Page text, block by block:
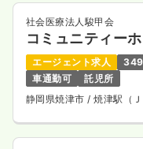
社会医療法人駿甲会
コミュニティー
エージェント求人
車通勤可
託児所
静岡県焼津市 / 焼津駅（